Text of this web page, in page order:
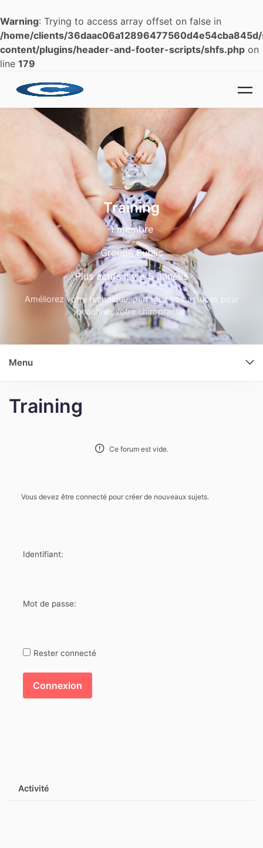
Warning: Trying to access array offset on false in
/home/clients/
content/plugins/header-and-footer-scripts/shfs.php on
line 179
Training
1 membre
Groupe Public
Plus actifsil y a 5 années
Améliorez votre technique, partagez vos astuces pour
peaufiner votre chiropractie.
Menu
Training
Ce forum est vide.
Vous devez être connecté pour créer de nouveaux sujets.
Identifiant:
Mot de passe:
Rester connecté
Connexion
Activité